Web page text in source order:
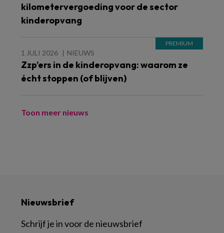
kilometervergoeding voor de sector
kinderopvang
1 JULI 2026 NIEUWS
Zzp’ers in de kinderopvang: waarom ze
écht stoppen (of blijven)
Toon meer nieuws
Nieuwsbrief
Schrijf je in voor de nieuwsbrief